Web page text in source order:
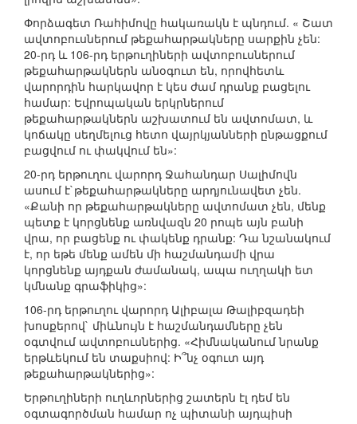
Փորձագետ Ռահիմովը հակառակն է պնդում. « Շատ
ավտոբուսներում թեքահարթակները սարքին չեն:
20-րդ և 106-րդ երթուղիների ավտոբուսներում
թեքահարթակներն անօգուտ են, որովհետև
վարորդին հարկավոր է կես ժամ դրանք բացելու
համար: Եվրոպական երկրներում
թեքահարթակներն աշխատում են ավտոմատ, և
կոճակը սեղմելուց հետո վայրկյանների ընթացքում
բացվում ու փակվում են»:
20-րդ երթուղու վարորդ Ջահանդար Սալիմովն
ասում է`թեքահարթակները արդյունավետ չեն.
«Քանի որ թեքահարթակները ավտոմատ չեն, մենք
պետք է կորցնենք առնվազն 20 րոպե այն բանի
վրա, որ բացենք ու փակենք դրանք: Դա նշանակում
է, որ եթե մենք ամեն մի հաշմանդամի վրա
կորցնենք այդքան ժամանակ, ապա ուղղակի ետ
կմնանք գրաֆիկից»:
106-րդ երթուղու վարորդ Ալիբալա Թալիբզադեի
խոսքերով` միևնույն է հաշմանդամները չեն
օգտվում ավտոբուսներից. «Հիմնականում նրանք
երթևեկում են տաքսիով: Ի՞նչ օգուտ այդ
թեքահարթակներից»:
Երթուղիների ուղևորներից շատերն էլ դեմ են
օգտագործման համար ոչ պիտանի այդպիսի